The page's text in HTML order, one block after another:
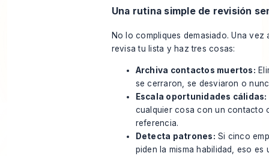
Una rutina simple de revisión
No lo compliques demasiado. Una vez
revisa tu lista y haz tres cosas:
Archiva contactos muertos:
se cerraron, se desviaron o
Escala oportunidades cálidas:
cualquier cosa con un contacto
referencia.
Detecta patrones: Si cinco
piden la misma habilidad, eso es